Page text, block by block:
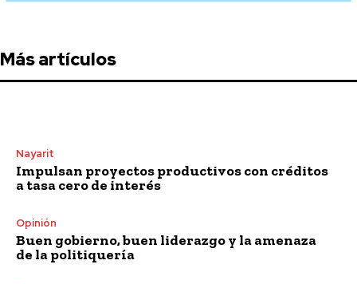
Más artículos
Nayarit
Impulsan proyectos productivos con créditos
a tasa cero de interés
Opinión
Buen gobierno, buen liderazgo y la amenaza
de la politiquería